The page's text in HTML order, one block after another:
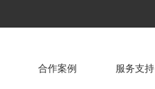
合作案例 服务支持